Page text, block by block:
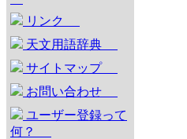
リンク
天文用語辞典
サイトマップ
お問い合わせ
ユーザー登録って
何？